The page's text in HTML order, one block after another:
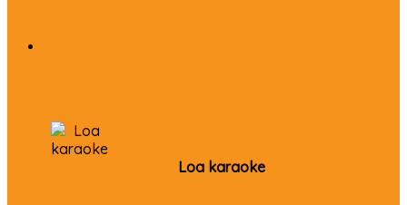
Loa karaoke